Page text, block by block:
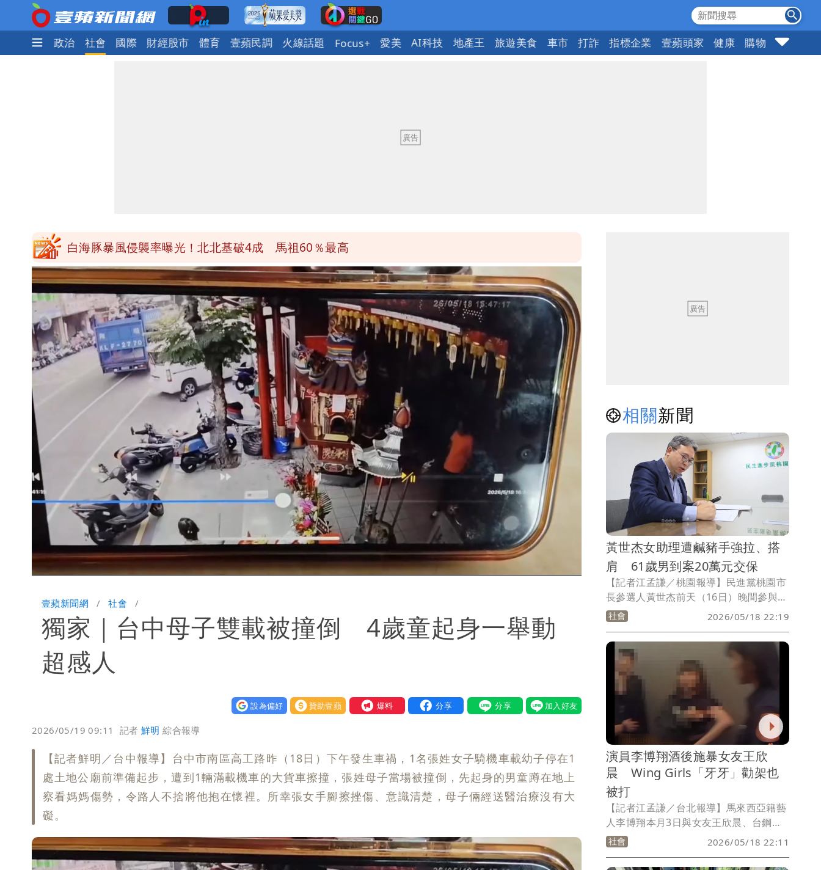
生活 政治 社會 國際 財經股市 體育 壹蘋民調 火線話題 Focus+ 愛美 AI科技 地產王 旅遊美食 車市 打詐 指標企業 壹蘋頭家 健康 購物 女神
白海豚暴風侵襲率曝光！北北基破4成 馬祖60％最高
「台股今年不只5萬點！」財經網美曝原因
展場上演持槍押人！模特經紀人＋員工遭起訴
Unmute Loaded:
88.70%
壹蘋新聞網 社會
獨家｜台中母子雙載被撞倒 4歲童起身一舉動
超感人
設為偏好 贊助壹蘋 我要爆料
2026/05/19 09:11 記者鮮明 綜合報導
【記者鮮明／台中報導】台中市南區高工路昨（18日）下午發生車禍，1名張姓女子騎機車載幼子停在1
處土地公廟前準備起步，遭到1輛滿載機車的大貨車擦撞，張姓母子當場被撞倒，先起身的男童蹲在地上
察看媽媽傷勢，令路人不捨將他抱在懷裡。所幸張女手腳擦挫傷、意識清楚，母子倆經送醫治療沒有大
礙。
相關新聞
黃世杰女助理遭鹹豬手強拉、搭
肩 61歲男到案20萬元交保
【記者江孟謙／桃園報導】民進黨桃園市
長參選人黃世杰前天（16日）晚間參與地
方宴會，隨行女助理疑似遭人性騷擾，
「此事徹底採到我堅守的價值底線」，據
黃世杰說，女助理已經在桃園市議員許家
睿、黃瓊慧的團隊陪同下，前往八德分局
廣興派出所報案，遭指控的呂男今天晚間
到案，並移送地檢署，檢方官複訊後，認
為涉犯強制罪，但無羈押必要，諭知20萬
社會 2026/05/18 22:19
演員李博翔酒後施暴女友王欣
晨 Wing Girls「牙牙」勸架也
被打
【記者江孟謙／台北報導】馬來西亞籍藝
人李博翔本月3日與女友王欣晨、台鋼獵
鷹啦啦隊成員「牙牙」方藝慈及其石姓男
友等4人在大安區錢櫃飲酒唱歌，未料李
酒後發瘋，打算對女友對粗，牙牙與石男
社會 2026/05/18 22:11